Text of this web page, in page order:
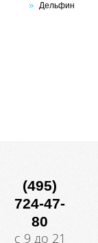
Дельфин
(495)
724-47-
80
с 9 до 21